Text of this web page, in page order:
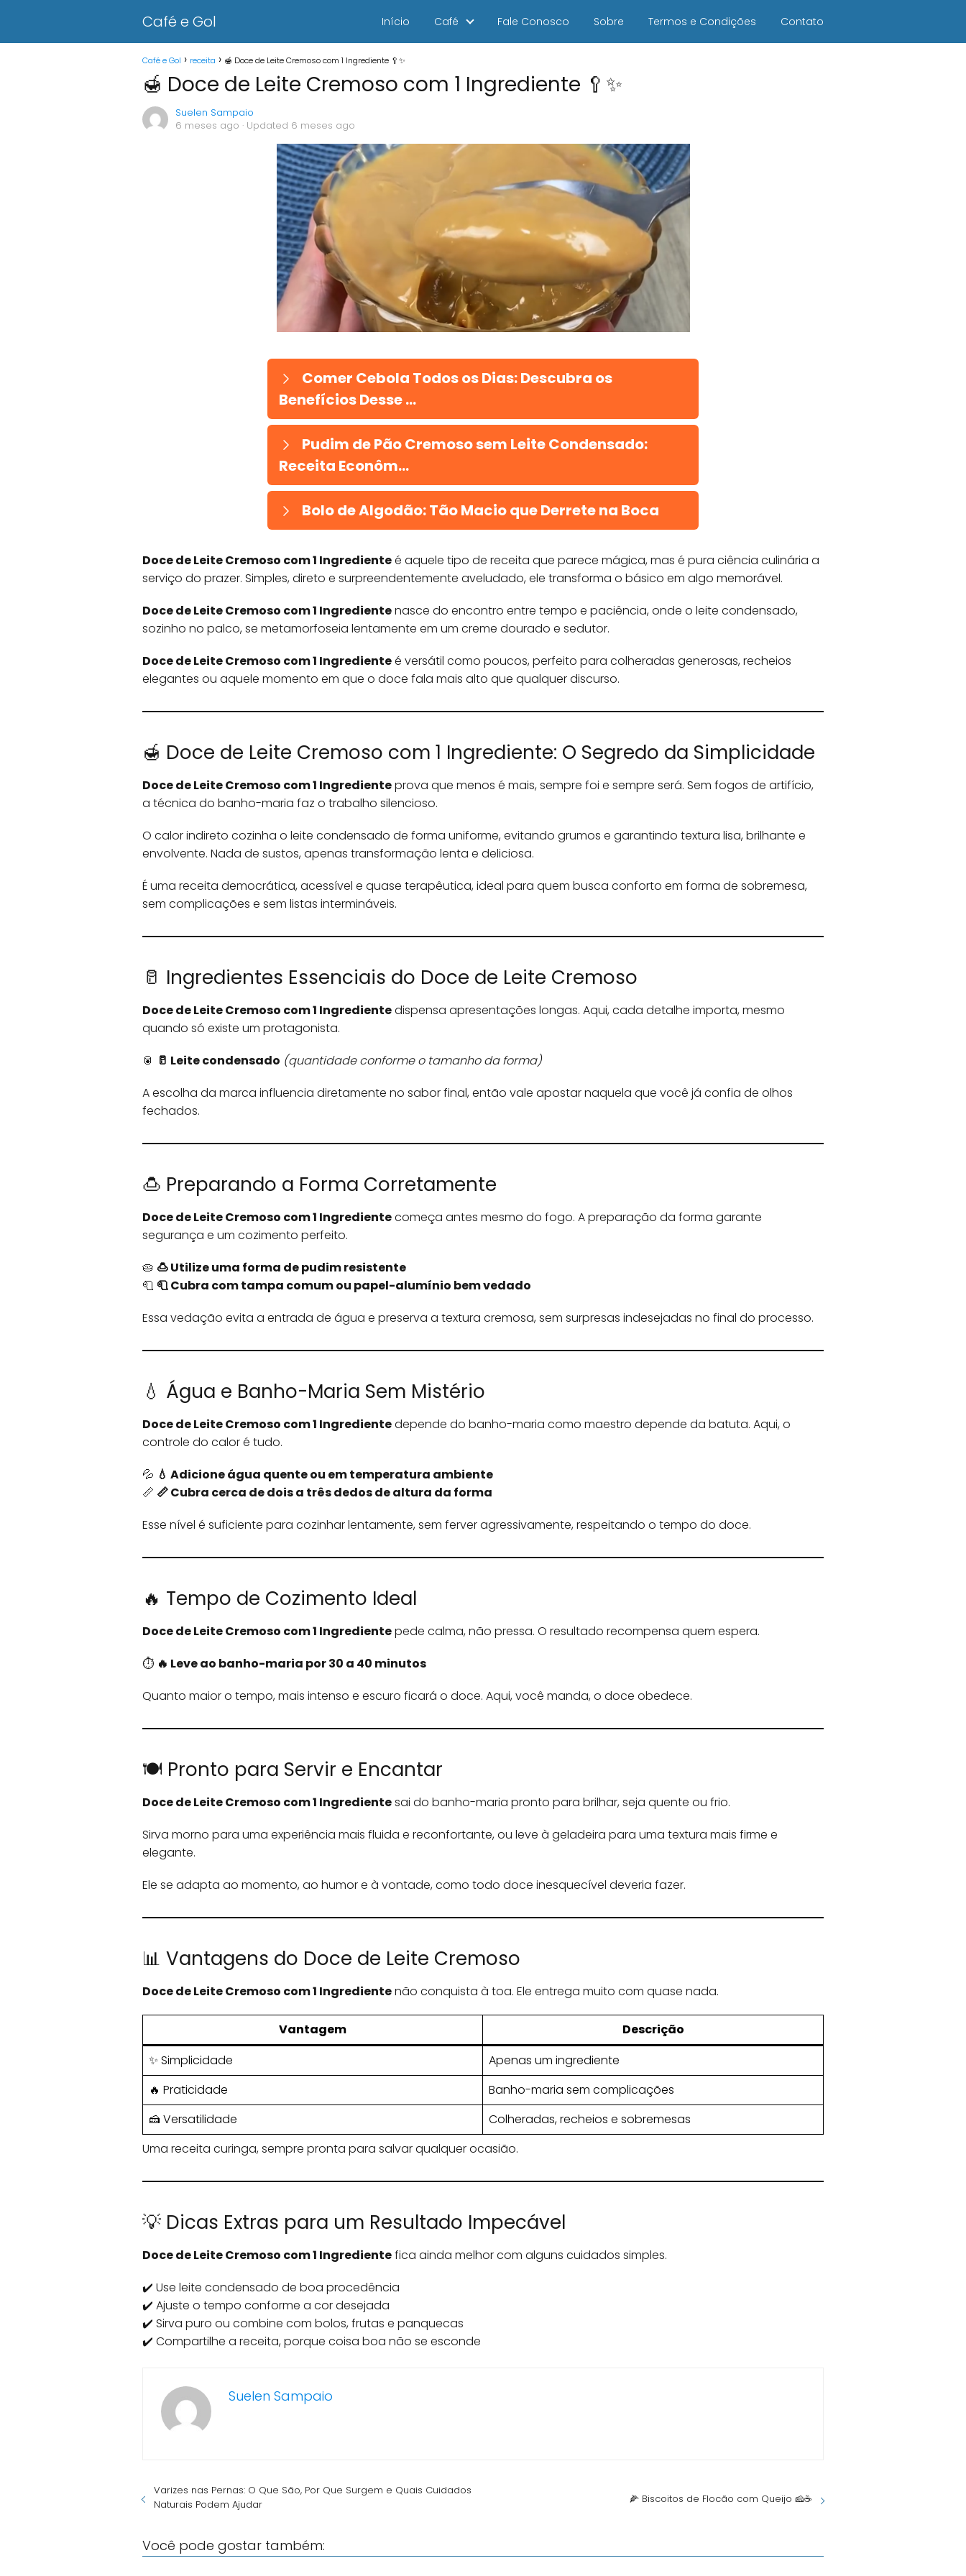
Café e Gol Início Café Fale Conosco Sobre Termos e Condições Contato
Café e Gol receita 🍯 Doce de Leite Cremoso com 1 Ingrediente 🥄✨
🍯 Doce de Leite Cremoso com 1 Ingrediente 🥄✨
Suelen Sampaio
6 meses ago · Updated 6 meses ago
Comer Cebola Todos os Dias: Descubra os
Benefícios Desse ...
Pudim de Pão Cremoso sem Leite Condensado:
Receita Econôm...
Bolo de Algodão: Tão Macio que Derrete na Boca
Doce de Leite Cremoso com 1 Ingredienteé aquele tipo de receita que parece mágica, mas é pura ciência culinária a
serviço do prazer. Simples, direto e surpreendentemente aveludado, ele transforma o básico em algo memorável.
Doce de Leite Cremoso com 1 Ingredientenasce do encontro entre tempo e paciência, onde o leite condensado,
sozinho no palco, se metamorfoseia lentamente em um creme dourado e sedutor.
Doce de Leite Cremoso com 1 Ingredienteé versátil como poucos, perfeito para colheradas generosas, recheios
elegantes ou aquele momento em que o doce fala mais alto que qualquer discurso.
🍯 Doce de Leite Cremoso com 1 Ingrediente: O Segredo da Simplicidade
Doce de Leite Cremoso com 1 Ingredienteprova que menos é mais, sempre foi e sempre será. Sem fogos de artifício,
a técnica do banho-maria faz o trabalho silencioso.
O calor indireto cozinha o leite condensado de forma uniforme, evitando grumos e garantindo textura lisa, brilhante e
envolvente. Nada de sustos, apenas transformação lenta e deliciosa.
É uma receita democrática, acessível e quase terapêutica, ideal para quem busca conforto em forma de sobremesa,
sem complicações e sem listas intermináveis.
🥛 Ingredientes Essenciais do Doce de Leite Cremoso
Doce de Leite Cremoso com 1 Ingredientedispensa apresentações longas. Aqui, cada detalhe importa, mesmo
quando só existe um protagonista.
🥫 🥛 Leite condensado (quantidade conforme o tamanho da forma)
A escolha da marca influencia diretamente no sabor final, então vale apostar naquela que você já confia de olhos
fechados.
🍮 Preparando a Forma Corretamente
Doce de Leite Cremoso com 1 Ingredientecomeça antes mesmo do fogo. A preparação da forma garante
segurança e um cozimento perfeito.
🥧 🍮 Utilize uma forma de pudim resistente
🧻 🧻 Cubra com tampa comum ou papel-alumínio bem vedado
Essa vedação evita a entrada de água e preserva a textura cremosa, sem surpresas indesejadas no final do processo.
💧 Água e Banho-Maria Sem Mistério
Doce de Leite Cremoso com 1 Ingredientedepende do banho-maria como maestro depende da batuta. Aqui, o
controle do calor é tudo.
💦 💧 Adicione água quente ou em temperatura ambiente
📏 📏 Cubra cerca de dois a três dedos de altura da forma
Esse nível é suficiente para cozinhar lentamente, sem ferver agressivamente, respeitando o tempo do doce.
🔥 Tempo de Cozimento Ideal
Doce de Leite Cremoso com 1 Ingredientepede calma, não pressa. O resultado recompensa quem espera.
⏱️ 🔥 Leve ao banho-maria por 30 a 40 minutos
Quanto maior o tempo, mais intenso e escuro ficará o doce. Aqui, você manda, o doce obedece.
🍽️ Pronto para Servir e Encantar
Doce de Leite Cremoso com 1 Ingredientesai do banho-maria pronto para brilhar, seja quente ou frio.
Sirva morno para uma experiência mais fluida e reconfortante, ou leve à geladeira para uma textura mais firme e
elegante.
Ele se adapta ao momento, ao humor e à vontade, como todo doce inesquecível deveria fazer.
📊 Vantagens do Doce de Leite Cremoso
Doce de Leite Cremoso com 1 Ingredientenão conquista à toa. Ele entrega muito com quase nada.
Vantagem
Descrição
✨ Simplicidade
Apenas um ingrediente
🔥 Praticidade
Banho-maria sem complicações
🍰 Versatilidade
Colheradas, recheios e sobremesas
Uma receita curinga, sempre pronta para salvar qualquer ocasião.
💡 Dicas Extras para um Resultado Impecável
Doce de Leite Cremoso com 1 Ingredientefica ainda melhor com alguns cuidados simples.
✔️ Use leite condensado de boa procedência
✔️ Ajuste o tempo conforme a cor desejada
✔️ Sirva puro ou combine com bolos, frutas e panquecas
✔️ Compartilhe a receita, porque coisa boa não se esconde
Suelen Sampaio
Varizes nas Pernas: O Que São, Por Que Surgem e Quais Cuidados
Naturais Podem Ajudar
🌽 Biscoitos de Flocão com Queijo 🧀☕
Você pode gostar também: